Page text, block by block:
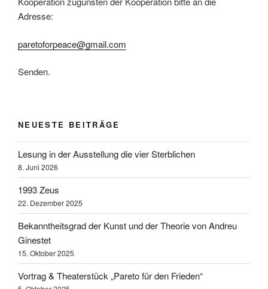
Adresse:
paretoforpeace@gmail.com
Senden.
NEUESTE BEITRÄGE
Lesung in der Ausstellung die vier Sterblichen
8. Juni 2026
1993 Zeus
22. Dezember 2025
Bekanntheitsgrad der Kunst und der Theorie von Andreu
Ginestet
15. Oktober 2025
Vortrag & Theaterstück „Pareto für den Frieden“